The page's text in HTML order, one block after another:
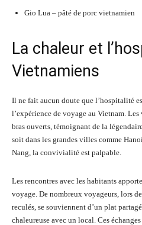
Gio Lua – pâté de porc vietnamien
La chaleur et
Vietnamiens
Il ne fait aucun doute que l’hospitalité
l’expérience de voyage au Vietnam.
bras ouverts, témoignant de la
soit dans les grandes villes comme
Nang, la convivialité est palpable.
Les rencontres avec les habitants
voyage. De nombreux voyageurs, lors
reculés, se souviennent d’un plat
chaleureuse avec un local. Ces